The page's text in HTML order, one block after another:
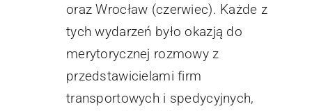
oraz Wrocław (czerwiec). Każde z
tych wydarzeń było okazją do
merytorycznej rozmowy z
przedstawicielami firm
transportowych i spedycyjnych,